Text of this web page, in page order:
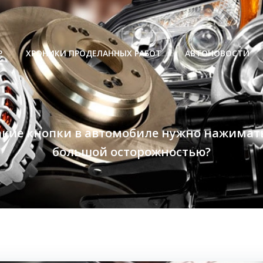
ХРОНИКИ ПРОДЕЛАННЫХ РАБОТ АВТОНОВОСТИ
кнопки в автомобиле нужно
большой осторожностью?